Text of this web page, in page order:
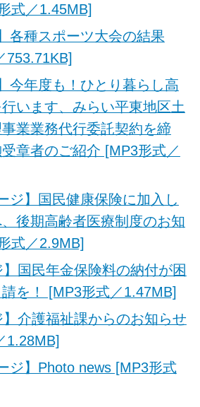
式／1.45MB]
各種スポーツ大会の結果
753.71KB]
今年度も！ひとり暮らし高
います、みらい平東地区土
業業務代行委託契約を締
章者のご紹介 [MP3形式／
ジ】国民健康保険に加入し
後期高齢者医療制度のお知
式／2.9MB]
】国民年金保険料の納付が困
を！ [MP3形式／1.47MB]
】介護福祉課からのお知らせ
1.28MB]
ジ】Photo news [MP3形式